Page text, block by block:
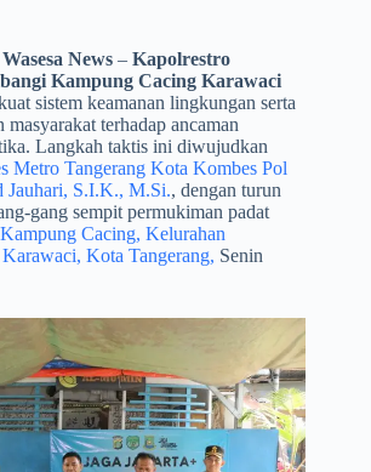
News – Kapolrestro
Kampung Cacing Karawaci
sistem keamanan lingkungan serta
masyarakat terhadap ancaman
Langkah taktis ini diwujudkan
Metro Tangerang Kota Kombes Pol
Jauhari, S.I.K., M.Si., dengan turun
gang sempit permukiman padat
Kampung Cacing, Kelurahan
Kota Tangerang, Senin